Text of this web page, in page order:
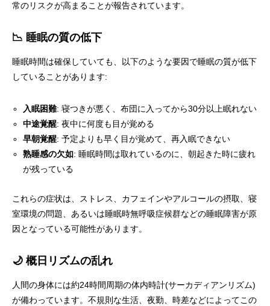
常のリスクが高まることが報告されています。
📉 睡眠の質の低下
睡眠時間は確保していても、以下のような要因で睡眠の質が低下
していることがあります:
入眠困難: 寝つきが悪く、布団に入ってから30分以上眠れない
中途覚醒: 夜中に何度も目が覚める
早朝覚醒: 予定よりも早く目が覚めて、再入眠できない
熟睡感の欠如: 睡眠時間は取れているのに、朝起きた時に疲れ
が残っている
これらの症状は、ストレス、カフェインやアルコールの摂取、寝
室環境の問題、あるいは睡眠時無呼吸症候群などの睡眠障害が原
因となっている可能性があります。
🌙 概日リズムの乱れ
人間の身体には約24時間周期の体内時計(サーカディアンリズム)
が備わっています。不規則な生活、夜勤、時差などによってこの